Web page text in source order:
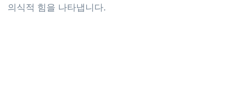
의식적 힘을 나타냅니다.